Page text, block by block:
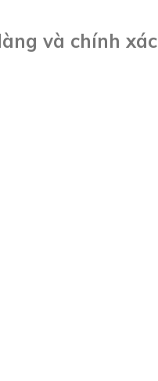
và chính xác